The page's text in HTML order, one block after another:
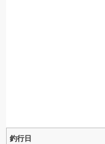
釣行日